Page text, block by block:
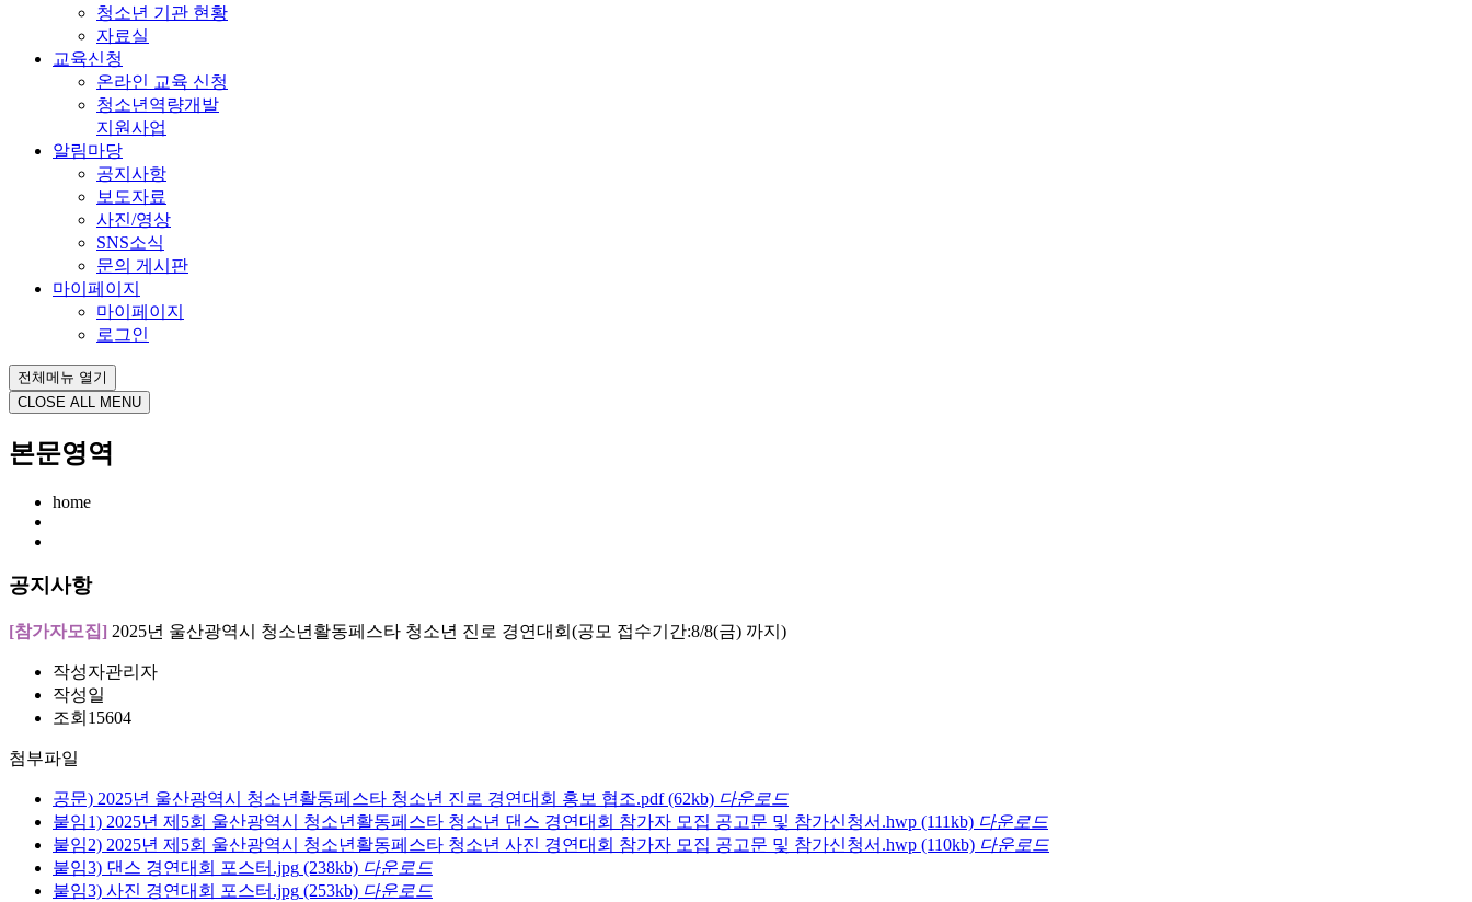
청소년 기관 현황
자료실
교육신청
온라인 교육 신청
청소년역량개발
지원사업
알림마당
공지사항
보도자료
사진/영상
SNS소식
문의 게시판
마이페이지
마이페이지
로그인
전체메뉴 열기
CLOSE ALL MENU
본문영역
home
공지사항
[참가자모집] 2025년 울산광역시 청소년활동페스타 청소년 진로 경연대회(공모 접수기간:8/8(금) 까지)
작성자관리자
작성일
조회 15604
첨부파일
공문) 2025년 울산광역시 청소년활동페스타 청소년 진로 경연대회 홍보 협조.pdf (62kb) 다운로드
붙임1) 2025년 제5회 울산광역시 청소년활동페스타 청소년 댄스 경연대회 참가자 모집 공고문 및 참가신청서.hwp (111kb) 다운로드
붙임2) 2025년 제5회 울산광역시 청소년활동페스타 청소년 사진 경연대회 참가자 모집 공고문 및 참가신청서.hwp (110kb) 다운로드
붙임3) 댄스 경연대회 포스터.jpg (238kb) 다운로드
붙임3) 사진 경연대회 포스터.jpg (253kb) 다운로드